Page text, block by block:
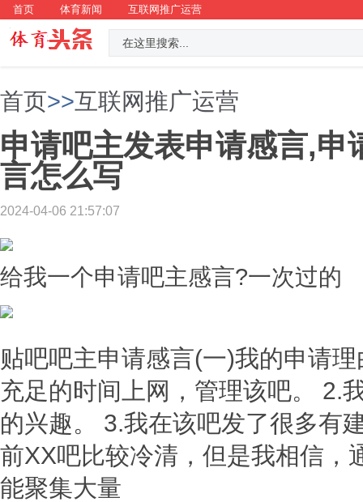
首页 体育新闻 互联网推广运营
首页>>互联网推广运营
申请吧主发表申请感言,申
言怎么写
2024-04-06 21:57:07
给我一个申请吧主感言?一次过的
贴吧吧主申请感言(一)我的申请
充足的时间上网，管理该吧。 2.
的兴趣。 3.我在该吧发了很多有
前XX吧比较冷清，但是我相信，
能聚集大量